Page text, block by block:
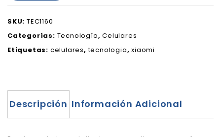
SKU: TEC1160
Categorías: Tecnología,Celulares
Etiquetas: celulares,tecnologia,xiaomi
Descripción Información Adicional